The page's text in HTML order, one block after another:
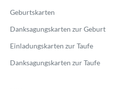
Geburtskarten
Danksagungskarten zur Geburt
Einladungskarten zur Taufe
Danksagungskarten zur Taufe